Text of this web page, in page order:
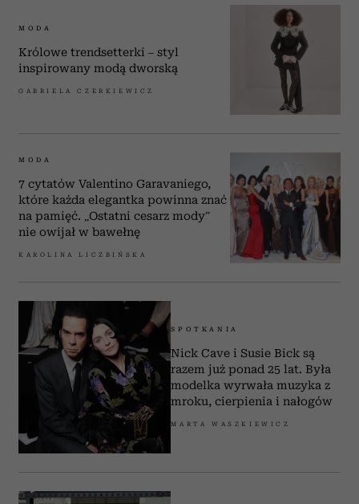
MODA
Królowe trendsetterki – styl
inspirowany modą dworską
GABRIELA CZERKIEWICZ
MODA
7 cytatów Valentino Garavaniego,
które każda elegantka powinna znać
na pamięć. „Ostatni cesarz mody”
nie owijał w bawełnę
KAROLINA LICZBIŃSKA
SPOTKANIA
Nick Cave i Susie Bick są
razem już ponad 25 lat. Była
modelka wyrwała muzyka z
mroku, cierpienia i nałogów
MARTA WASZKIEWICZ